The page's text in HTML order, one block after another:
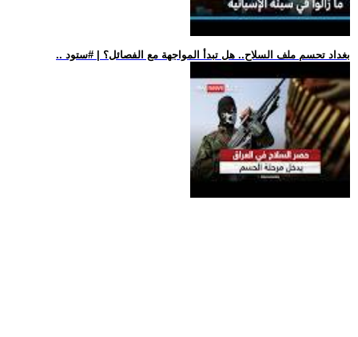
.. بغداد تحسم ملف السلاح.. هل تبدأ المواجهة مع الفصائل؟ | #ستود